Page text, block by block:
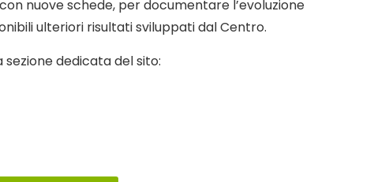
nuove schede, per documentare l’evoluzione
ulteriori risultati sviluppati dal Centro.
dedicata del sito: